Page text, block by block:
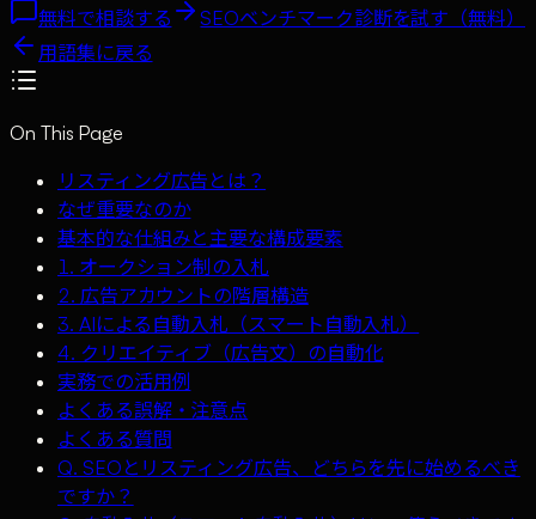
無料で相談する
SEOベンチマーク診断を試す（無料）
用語集に戻る
On This Page
リスティング広告とは？
なぜ重要なのか
基本的な仕組みと主要な構成要素
1. オークション制の入札
2. 広告アカウントの階層構造
3. AIによる自動入札（スマート自動入札）
4. クリエイティブ（広告文）の自動化
実務での活用例
よくある誤解・注意点
よくある質問
Q. SEOとリスティング広告、どちらを先に始めるべき
ですか？